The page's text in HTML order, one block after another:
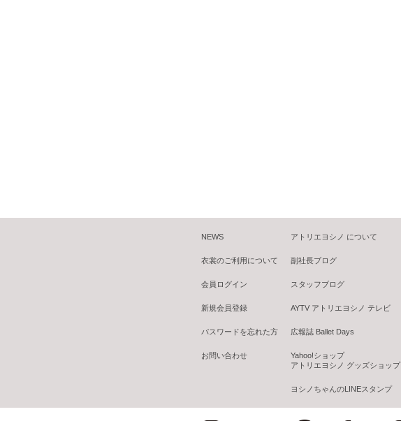
NEWS
衣裳のご利用について
会員ログイン
新規会員登録
パスワードを忘れた方
お問い合わせ
アトリエヨシノ について
副社長ブログ
スタッフブログ
AYTV アトリエヨシノ テレビ
広報誌 Ballet Days
Yahoo!ショップ
アトリエヨシノ グッズショップ
ヨシノちゃんのLINEスタンプ